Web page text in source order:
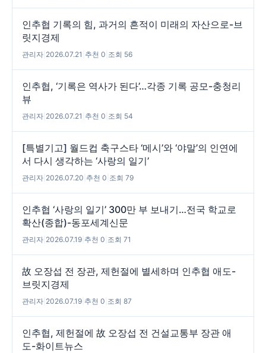
인추협 기록의 힘, 과거의 흔적이 미래의 자산으로-브
릿지경제
관리자 2026.07.21 추천 0 조회 56
인추협, ‘기록은 역사가 된다’…각종 기록 공모-충청리
뷰
관리자 2026.07.21 추천 0 조회 54
[특별기고] 월드컵 축구스타 ‘메시’와 ‘야말’의 인연에
서 다시 생각하는 ‘사랑의 일기’
관리자 2026.07.20 추천 0 조회 79
인추협 ‘사랑의 일기’ 300만 부 보내기…전국 학교로
확산(종합)-동포세계신문
관리자 2026.07.19 추천 0 조회 71
故 오장섭 전 장관, 제헌절에 별세하며 인추협 애도-
브릿지경제
관리자 2026.07.19 추천 0 조회 87
인추협, 제헌절에 故 오장섭 전 건설교통부 장관 애
도-화이트뉴스